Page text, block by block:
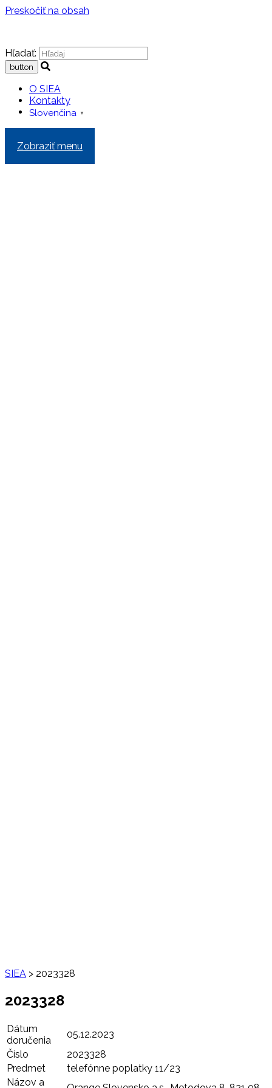
Preskočiť na obsah
Hľadať:
O SIEA
Kontakty
Slovenčina ▼
Zobraziť menu
SIEA > 2023328
2023328
Dátum
doručenia
05.12.2023
Číslo
2023328
Predmet
telefónne poplatky 11/23
Názov a